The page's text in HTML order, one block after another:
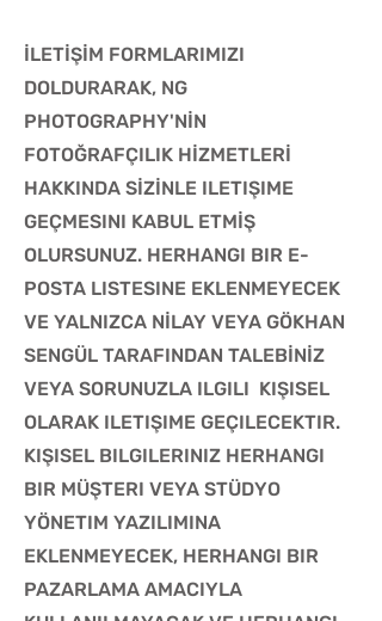
İLETİŞİM FORMLARIMIZI
DOLDURARAK, NG
PHOTOGRAPHY'NİN
FOTOĞRAFÇILIK HİZMETLERİ
HAKKINDA SİZİNLE ILETIŞIME
GEÇMESINI KABUL ETMİŞ
OLURSUNUZ. HERHANGI BIR E-
POSTA LISTESINE EKLENMEYECEK
VE YALNIZCA NİLAY VEYA GÖKHAN
SENGÜL TARAFINDAN TALEBİNİZ
VEYA SORUNUZLA ILGILI KIŞISEL
OLARAK ILETIŞIME GEÇILECEKTIR.
KIŞISEL BILGILERINIZ HERHANGI
BIR MÜŞTERI VEYA STÜDYO
YÖNETIM YAZILIMINA
EKLENMEYECEK, HERHANGI BIR
PAZARLAMA AMACIYLA